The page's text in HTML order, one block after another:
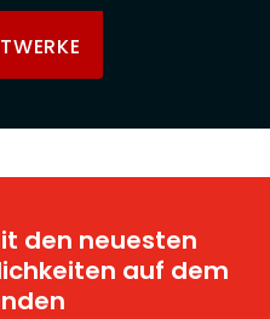
den neuesten
auf dem